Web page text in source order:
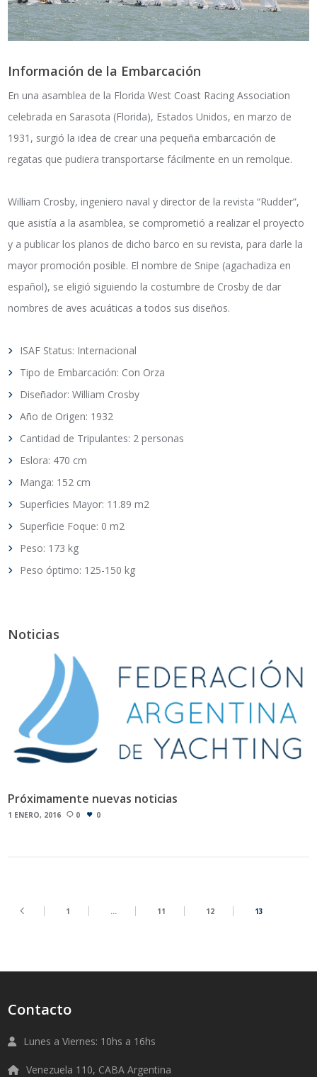
Información de la Embarcación
En una asamblea de la Florida West Coast Racing Association
celebrada en Sarasota (Florida), Estados Unidos, en marzo de
1931, surgió la idea de crear una pequeña embarcación de
regatas que pudiera transportarse fácilmente en un remolque.
William Crosby, ingeniero naval y director de la revista “Rudder”,
que asistía a la asamblea, se comprometió a realizar el proyecto
y a publicar los planos de dicho barco en su revista, para darle la
mayor promoción posible. El nombre de Snipe (agachadiza en
español), se eligió siguiendo la costumbre de Crosby de dar
nombres de aves acuáticas a todos sus diseños.
ISAF Status: Internacional
Tipo de Embarcación: Con Orza
Diseñador: William Crosby
Año de Origen: 1932
Cantidad de Tripulantes: 2 personas
Eslora: 470 cm
Manga: 152 cm
Superficies Mayor: 11.89 m2
Superficie Foque: 0 m2
Peso: 173 kg
Peso óptimo: 125-150 kg
Noticias
Próximamente nuevas noticias
1 ENERO, 2016 0 0
1 … 11 12 13
Contacto
Lunes a Viernes: 10hs a 16hs
Venezuela 110, CABA Argentina